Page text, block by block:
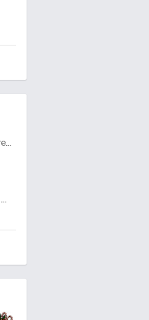
Sarah Brightman & Andrea Bocelli
I Saved the World Today